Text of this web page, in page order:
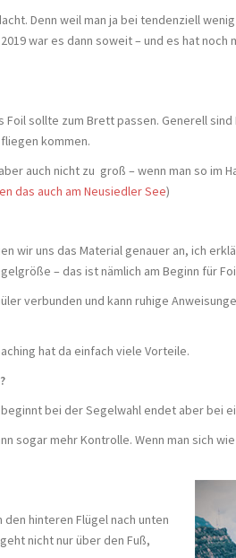
Denn weil man ja bei tendenziell
war es dann soweit – und es hat
sollte zum Brett passen. Generell
kommen.
auch nicht zu groß – wenn man so im
das auch am Neusiedler See)
wir uns das Material genauer an, ich
– das ist nämlich am Beginn für
verbunden und kann ruhige
hat da einfach viele Vorteile.
bei der Segelwahl endet aber bei
sogar mehr Kontrolle. Wenn man sich
hinteren Flügel nach unten
nicht nur über den Fuß,